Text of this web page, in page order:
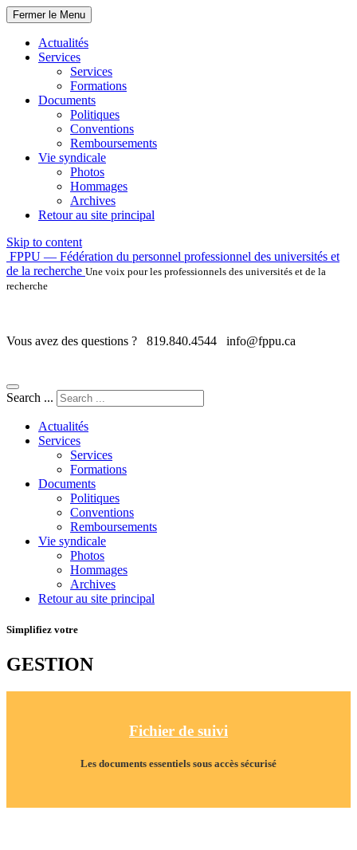
Fermer le Menu
Actualités
Services
Services
Formations
Documents
Politiques
Conventions
Remboursements
Vie syndicale
Photos
Hommages
Archives
Retour au site principal
Skip to content
FPPU — Fédération du personnel professionnel des universités et
de la recherche Une voix pour les professionnels des universités et de la
recherche
Vous avez des questions ? 819.840.4544 info@fppu.ca
Search ...
Actualités
Services
Services
Formations
Documents
Politiques
Conventions
Remboursements
Vie syndicale
Photos
Hommages
Archives
Retour au site principal
Simplifiez votre
GESTION
Fichier de suivi
Les documents essentiels sous accès sécurisé